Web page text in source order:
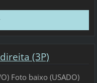
(3P)
Foto baixo (USADO)